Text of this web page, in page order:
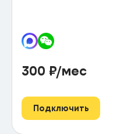
300 ₽/мес
Подключить